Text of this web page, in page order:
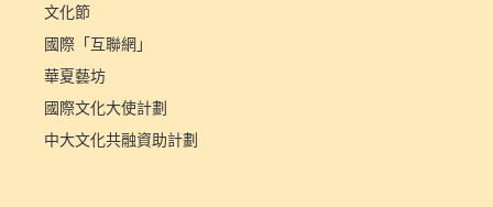
文化節
國際「互聯網」
華夏藝坊
國際文化大使計劃
中大文化共融資助計劃